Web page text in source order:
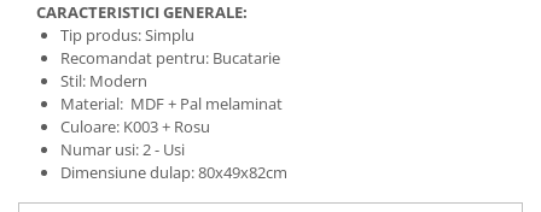
CARACTERISTICI GENERALE:
Tip produs: Simplu
Recomandat pentru: Bucatarie
Stil: Modern
Material: MDF + Pal melaminat
Culoare: K003 + Rosu
Numar usi: 2 - Usi
Dimensiune dulap: 80x49x82cm